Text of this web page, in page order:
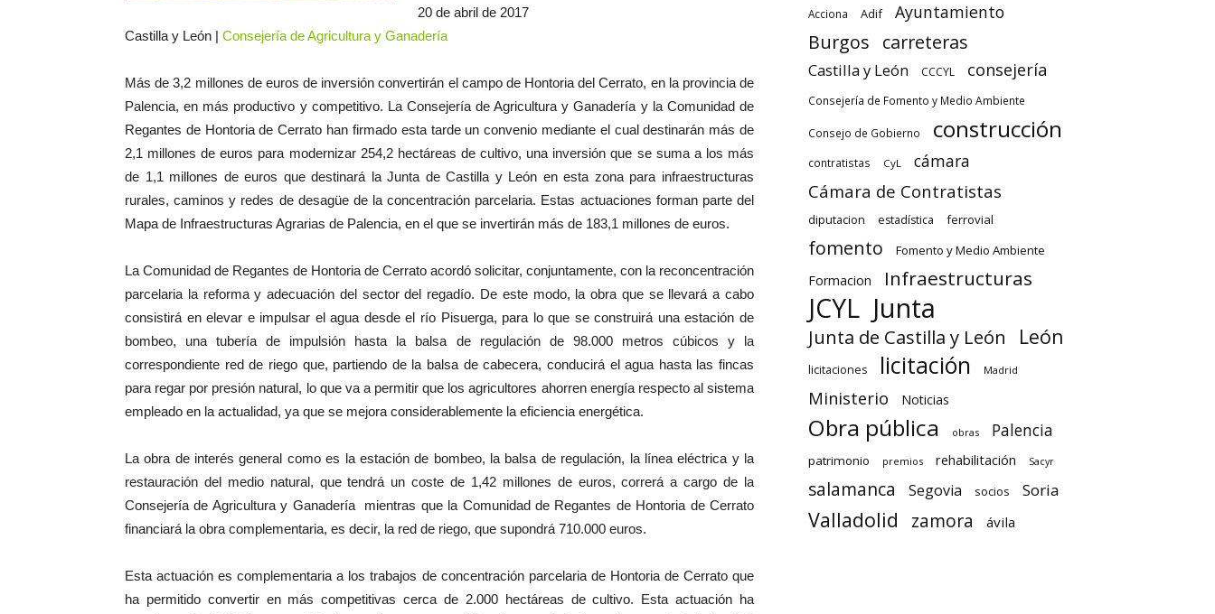
20 de abril de 2017
Castilla y León | Consejería de Agricultura y Ganadería
Más de 3,2 millones de euros de inversión convertirán el campo de Hontoria del Cerrato, en la provincia de
Palencia, en más productivo y competitivo. La Consejería de Agricultura y Ganadería y la Comunidad de
Regantes de Hontoria de Cerrato han firmado esta tarde un convenio mediante el cual destinarán más de
2,1 millones de euros para modernizar 254,2 hectáreas de cultivo, una inversión que se suma a los más
de 1,1 millones de euros que destinará la Junta de Castilla y León en esta zona para infraestructuras
rurales, caminos y redes de desagüe de la concentración parcelaria. Estas actuaciones forman parte del
Mapa de Infraestructuras Agrarias de Palencia, en el que se invertirán más de 183,1 millones de euros.
La Comunidad de Regantes de Hontoria de Cerrato acordó solicitar, conjuntamente, con la reconcentración
parcelaria la reforma y adecuación del sector del regadío. De este modo, la obra que se llevará a cabo
consistirá en elevar e impulsar el agua desde el río Pisuerga, para lo que se construirá una estación de
bombeo, una tubería de impulsión hasta la balsa de regulación de 98.000 metros cúbicos y la
correspondiente red de riego que, partiendo de la balsa de cabecera, conducirá el agua hasta las fincas
para regar por presión natural, lo que va a permitir que los agricultores ahorren energía respecto al sistema
empleado en la actualidad, ya que se mejora considerablemente la eficiencia energética.
La obra de interés general como es la estación de bombeo, la balsa de regulación, la línea eléctrica y la
restauración del medio natural, que tendrá un coste de 1,42 millones de euros, correrá a cargo de la
Consejería de Agricultura y Ganadería mientras que la Comunidad de Regantes de Hontoria de Cerrato
financiará la obra complementaria, es decir, la red de riego, que supondrá 710.000 euros.
Esta actuación es complementaria a los trabajos de concentración parcelaria de Hontoria de Cerrato que
ha permitido convertir en más competitivas cerca de 2.000 hectáreas de cultivo. Esta actuación ha
Acciona Adif Ayuntamiento
Burgos carreteras
Castilla y León CCCYL consejería
Consejería de Fomento y Medio Ambiente
Consejo de Gobierno construcción
contratistas CyL cámara
Cámara de Contratistas
diputacion estadística ferrovial
fomento Fomento y Medio Ambiente
Formacion Infraestructuras
JCYL Junta
Junta de Castilla y León León
licitaciones licitación Madrid
Ministerio Noticias
Obra pública obras Palencia
patrimonio premios rehabilitación Sacyr
salamanca Segovia socios Soria
Valladolid zamora ávila